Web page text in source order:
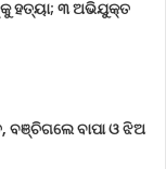
ହତ୍ୟା; ୩ ଅଭିଯୁକ୍ତ
ବଞ୍ଚିଗଲେ ବାପା ଓ ଝିଅ